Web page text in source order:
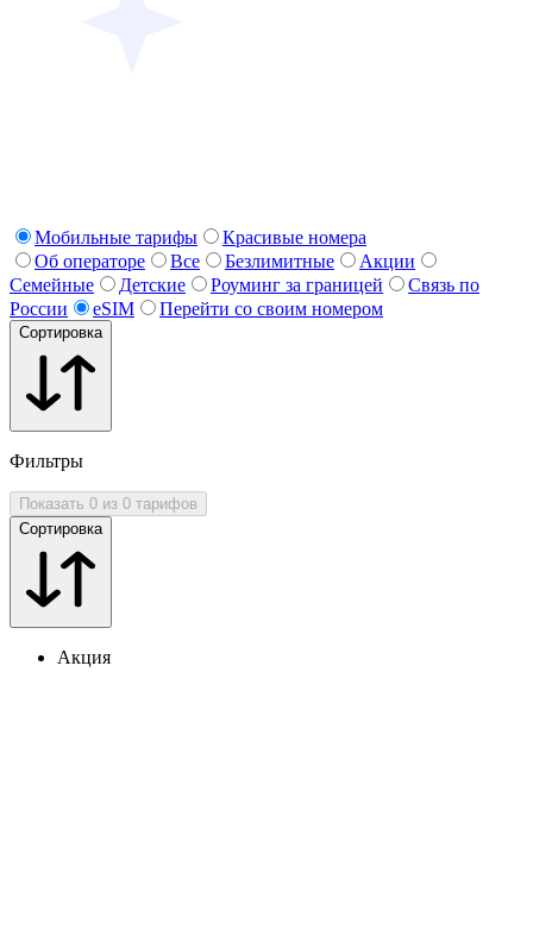
Мобильные тарифы
Красивые номера
Об операторе
Все Безлимитные
Акции
Семейные
Детские Роуминг за границей
Связь по
России
eSIM Перейти со своим номером
Сортировка
Фильтры
Показать 0 из 0 тарифов
Сортировка
Акция